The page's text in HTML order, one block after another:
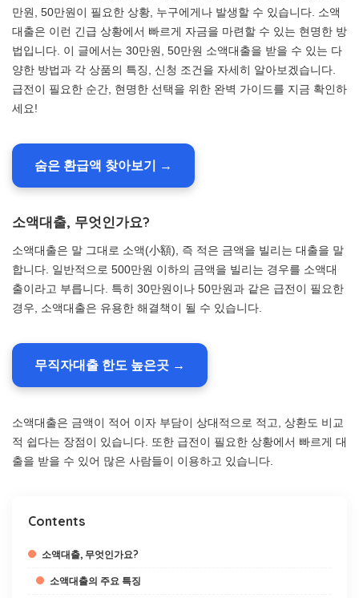
만원, 50만원이 필요한 상황, 누구에게나 발생할 수 있습니다. 소액
대출은 이런 긴급 상황에서 빠르게 자금을 마련할 수 있는 현명한 방
법입니다. 이 글에서는 30만원, 50만원 소액대출을 받을 수 있는 다
양한 방법과 각 상품의 특징, 신청 조건을 자세히 알아보겠습니다.
급전이 필요한 순간, 현명한 선택을 위한 완벽 가이드를 지금 확인하
세요!
숨은 환급액 찾아보기 →
소액대출, 무엇인가요?
소액대출은 말 그대로 소액(小額), 즉 적은 금액을 빌리는 대출을 말
합니다. 일반적으로 500만원 이하의 금액을 빌리는 경우를 소액대
출이라고 부릅니다. 특히 30만원이나 50만원과 같은 급전이 필요한
경우, 소액대출은 유용한 해결책이 될 수 있습니다.
무직자대출 한도 높은곳 →
소액대출은 금액이 적어 이자 부담이 상대적으로 적고, 상환도 비교
적 쉽다는 장점이 있습니다. 또한 급전이 필요한 상황에서 빠르게 대
출을 받을 수 있어 많은 사람들이 이용하고 있습니다.
Contents
소액대출, 무엇인가요?
소액대출의 주요 특징